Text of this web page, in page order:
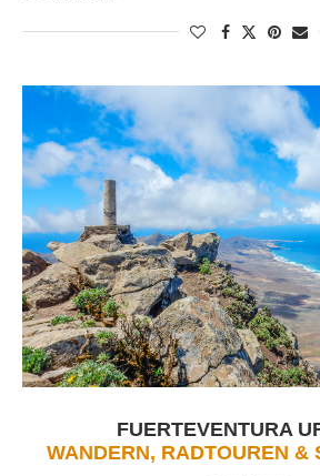
FUERTEVENTURA
WANDERN, RADTOUREN &